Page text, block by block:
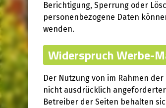
Berichtigung, Sperrung oder
personenbezogene Daten
wenden.
Widerspruch Werbe-
Der Nutzung von im Rahmen
nicht ausdrücklich
Betreiber der Seiten behalten